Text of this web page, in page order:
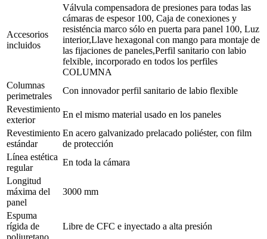
Accesorios
incluidos
Válvula compensadora de presiones para todas las
cámaras de espesor 100, Caja de conexiones y
resisténcia marco sólo en puerta para panel 100, Luz
interior,Llave hexagonal con mango para montaje de
las fijaciones de paneles,Perfil sanitario con labio
felxible, incorporado en todos los perfiles
COLUMNA
Columnas
perimetrales
Con innovador perfil sanitario de labio flexible
Revestimiento
exterior
En el mismo material usado en los paneles
Revestimiento
estándar
En acero galvanizado prelacado poliéster, con film
de protección
Línea estética
regular
En toda la cámara
Longitud
máxima del
panel
3000 mm
Espuma
rígida de
poliuretano
Libre de CFC e inyectado a alta presión